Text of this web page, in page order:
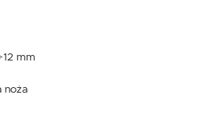
mm
noża